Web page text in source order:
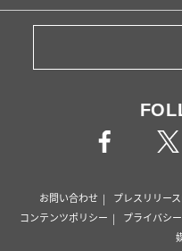
お問い合わせ プレスリリー
コンテンツポリシー
プライバシ